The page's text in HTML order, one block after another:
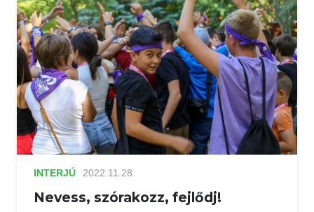
INTERJÚ 2022.11.28.
Nevess, szórakozz, fejlődj!